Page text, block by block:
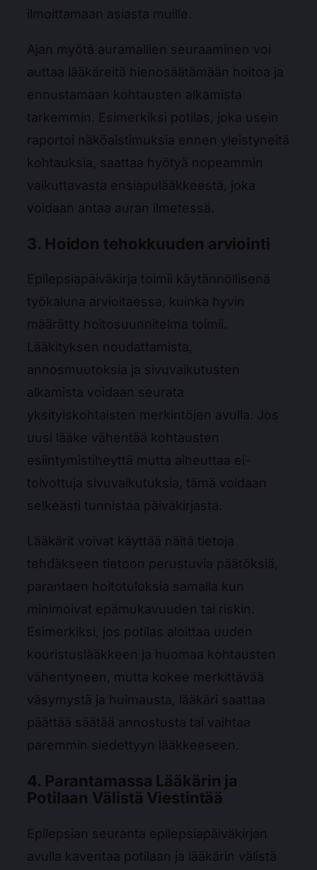
ilmoittamaan asiasta muille.
Ajan myötä auramallien seuraaminen voi
auttaa lääkäreitä hienosäätämään hoitoa ja
ennustamaan kohtausten alkamista
tarkemmin. Esimerkiksi potilas, joka usein
raportoi näköaistimuksia ennen yleistyneitä
kohtauksia, saattaa hyötyä nopeammin
vaikuttavasta ensiapulääkkeestä, joka
voidaan antaa auran ilmetessä.
3. Hoidon tehokkuuden arviointi
Epilepsiapäiväkirja toimii käytännöllisenä
työkaluna arvioitaessa, kuinka hyvin
määrätty hoitosuunnitelma toimii.
Lääkityksen noudattamista,
annosmuutoksia ja sivuvaikutusten
alkamista voidaan seurata
yksityiskohtaisten merkintöjen avulla. Jos
uusi lääke vähentää kohtausten
esiintymistiheyttä mutta aiheuttaa ei-
toivottuja sivuvaikutuksia, tämä voidaan
selkeästi tunnistaa päiväkirjasta.
Lääkärit voivat käyttää näitä tietoja
tehdäkseen tietoon perustuvia päätöksiä,
parantaen hoitotuloksia samalla kun
minimoivat epämukavuuden tai riskin.
Esimerkiksi, jos potilas aloittaa uuden
kouristuslääkkeen ja huomaa kohtausten
vähentyneen, mutta kokee merkittävää
väsymystä ja huimausta, lääkäri saattaa
päättää säätää annostusta tai vaihtaa
paremmin siedettyyn lääkkeeseen.
4. Parantamassa Lääkärin ja
Potilaan Välistä Viestintää
Epilepsian seuranta epilepsiapäiväkirjan
avulla kaventaa potilaan ja lääkärin välistä